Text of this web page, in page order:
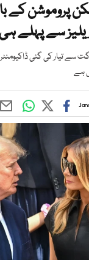
پروموشن کے
سے پہلے
ہے